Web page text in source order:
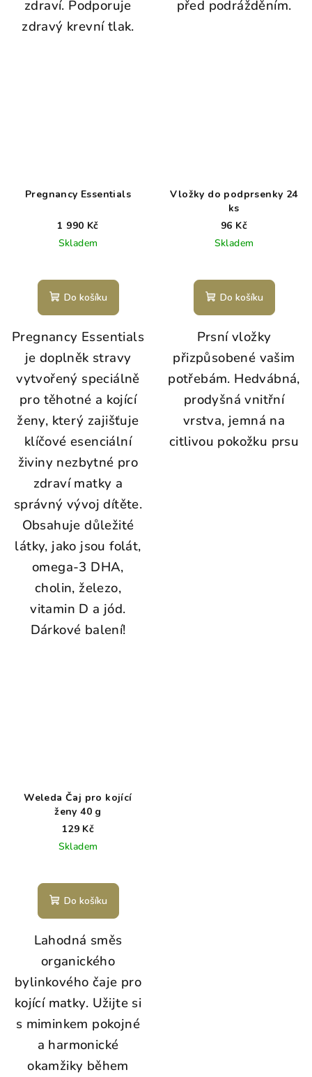
zdraví. Podporuje
zdravý krevní tlak.
před podrážděním.
Pregnancy Essentials
1 990 Kč
Skladem
Do košíku
Pregnancy Essentials
je doplněk stravy
vytvořený speciálně
pro těhotné a kojící
ženy, který zajišťuje
klíčové esenciální
živiny nezbytné pro
zdraví matky a
správný vývoj dítěte.
Obsahuje důležité
látky, jako jsou folát,
omega-3 DHA,
cholin, železo,
vitamin D a jód.
Dárkové balení!
Vložky do podprsenky 24
ks
96 Kč
Skladem
Do košíku
Prsní vložky
přizpůsobené vašim
potřebám. Hedvábná,
prodyšná vnitřní
vrstva, jemná na
citlivou pokožku prsu
Weleda Čaj pro kojící
ženy 40 g
129 Kč
Skladem
Do košíku
Lahodná směs
organického
bylinkového čaje pro
kojící matky. Užijte si
s miminkem pokojné
a harmonické
okamžiky během